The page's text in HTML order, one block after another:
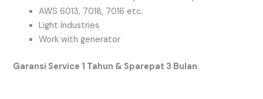
AWS 6013, 7018, 7016 etc.
Light Industries
Work with generator
Garansi Service 1 Tahun & Sparepat 3 Bulan.